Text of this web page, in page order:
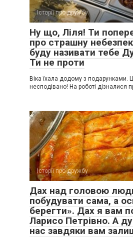
Історії про дружбу
Ну що, Ліля! Ти
про страшну
буду називати тебе
Ти не проти
Віка їхала додому з подарунками.
несподівано! На роботі дізналися
Історії про дружбу
Дах над головою
побудувати сама, а
берегти». Дах я вам
Ларисо Петрівно. А
нас завдяки вам